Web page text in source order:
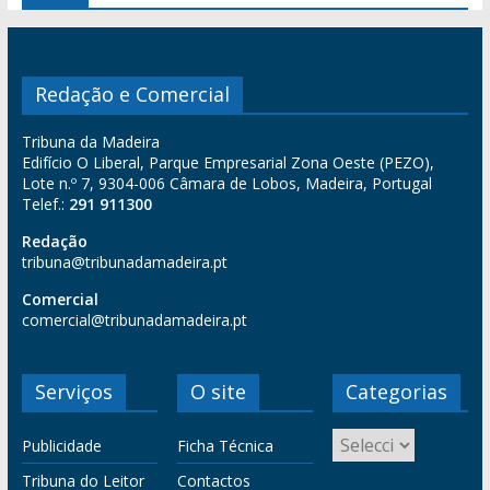
Redação e Comercial
Tribuna da Madeira
Edifício O Liberal, Parque Empresarial Zona Oeste (PEZO),
Lote n.º 7, 9304-006 Câmara de Lobos, Madeira, Portugal
Telef.: 291 911300
Redação
tribuna@tribunadamadeira.pt
Comercial
comercial@tribunadamadeira.pt
Serviços
Publicidade
Tribuna do Leitor
O site
Ficha Técnica
Contactos
Categorias